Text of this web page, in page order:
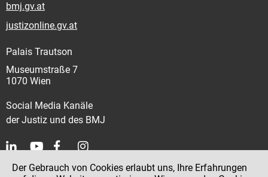
bmj.gv.at
justizonline.gv.at
Palais Trautson
Museumstraße 7
1070 Wien
Social Media Kanäle
der Justiz und des BMJ
Kontakt
Der Gebrauch von Cookies erlaubt uns, Ihre Erfahrungen